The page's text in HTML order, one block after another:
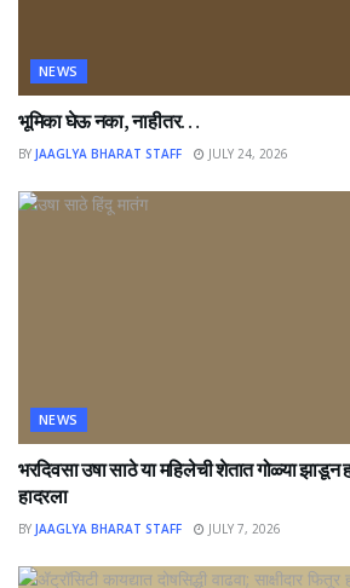
NEWS
भूमिका घेऊ नका, नाहीतर…
BY JAAGLYA BHARAT STAFF JULY 24, 2026
NEWS
भरदिवसा उषा साठे या महिलेची शेतात गोळ्या झाडून
हादरला
BY JAAGLYA BHARAT STAFF JULY 7, 2026